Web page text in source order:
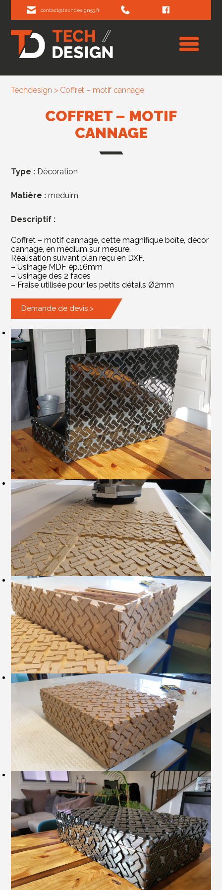
contact@techdesign53.fr
Techdesign > Coffret – motif cannage
COFFRET – MOTIF
CANNAGE
Type : Décoration
Matière : meduim
Descriptif :
Coffret – motif cannage, cette magnifique boîte, décor
cannage, en médium sur mesure.
Réalisation suivant plan reçu en DXF.
– Usinage MDF ép.16mm
– Usinage des 2 faces
– Fraise utilisée pour les petits détails Ø2mm
Demande de devis >